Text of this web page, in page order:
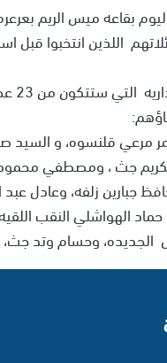
بقاعه ميس الريم
اللذين انتخبوا
ستتكون من 23 عضوا..
مرعي قلنسوه، و السيد
جث ، ومصطفي
جبارين زلفه، وعادل
حماد الهواشلي النقب
وحسام وتد